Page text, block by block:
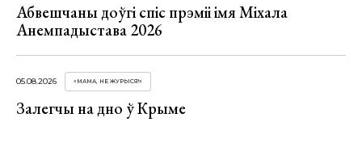
Абвешчаны доўгі спіс прэміі імя Міхала
Анемпадыстава 2026
05.08.2026 «МАМА, НЕ ЖУРЫСЯ!»
Залегчы на дно ў Крыме